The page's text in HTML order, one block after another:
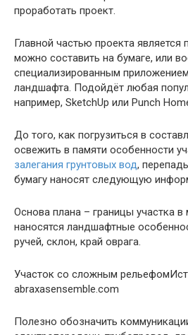
проработать проект.
Главной частью проекта является
можно составить на бумаге, или
специализированным
ландшафта. Подойдёт любая
например, SketchUp или Punch
До того, как погрузиться в
освежить в памяти особенности
залегания грунтовых вод,
бумагу наносят следующую
Основа плана – границы участка в
наносятся ландшафтные
ручей, склон, край оврага.
Участок со сложным
abraxasensemble.com
Полезно обозначить